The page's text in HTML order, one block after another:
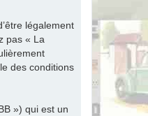
légalement
pas « La
des conditions
») qui est un